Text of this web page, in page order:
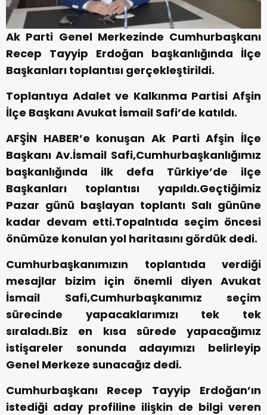
Ak Parti Genel Merkezinde Cumhurbaşkanı
Recep Tayyip Erdoğan başkanlığında İlçe
Başkanları toplantısı gerçekleştirildi.
Toplantıya Adalet ve Kalkınma Partisi Afşin
İlçe Başkanı Avukat İsmail Safi’de katıldı.
AFŞİN HABER’e konuşan Ak Parti Afşin İlçe
Başkanı Av.İsmail Safi,Cumhurbaşkanlığımız
başkanlığında ilk defa Türkiye’de ilçe
Başkanları toplantısı yapıldı.Geçtiğimiz
Pazar günü başlayan toplantı Salı gününe
kadar devam etti.Topalntıda seçim öncesi
önümüze konulan yol haritasını gördük dedi.
Cumhurbaşkanımızın toplantıda verdiği
mesajlar bizim için önemli diyen Avukat
İsmail Safi,Cumhurbaşkanımız seçim
sürecinde yapacaklarımızı tek tek
sıraladı.Biz en kısa sürede yapacağımız
istişareler sonunda adayımızı belirleyip
Genel Merkeze sunacağız dedi.
Cumhurbaşkanı Recep Tayyip Erdoğan’ın
istediği aday profiline ilişkin de bilgi veren